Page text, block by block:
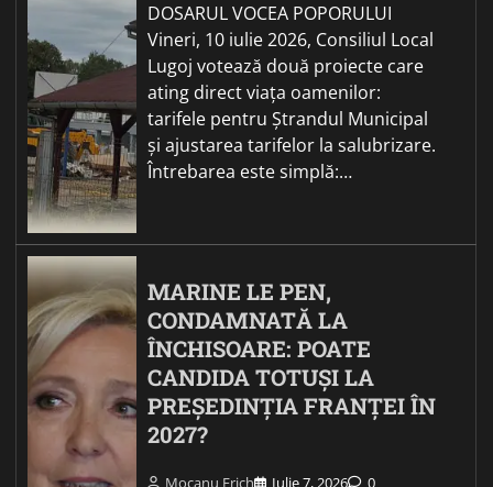
DOSARUL VOCEA POPORULUI
Vineri, 10 iulie 2026, Consiliul Local
Lugoj votează două proiecte care
ating direct viața oamenilor:
tarifele pentru Ștrandul Municipal
și ajustarea tarifelor la salubrizare.
Întrebarea este simplă:…
MARINE LE PEN,
CONDAMNATĂ LA
ÎNCHISOARE: POATE
CANDIDA TOTUȘI LA
PREȘEDINȚIA FRANȚEI ÎN
2027?
Mocanu Erich Iulie 7, 2026 0